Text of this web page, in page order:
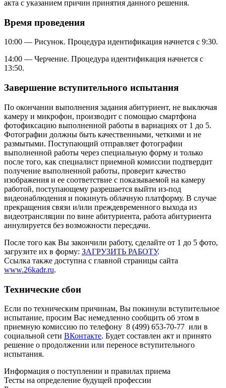
акта с указанием причин принятия данного решения.
Время проведения
10:00 — Рисунок. Процедура идентификация начнется с 9:30.
14:00 — Черчение. Процедура идентификация начнется с
13:50.
Завершение вступительного испытания
По окончании выполнения задания абитуриент, не выключая
камеру и микрофон, производит с помощью смартфона
фотофиксацию выполненной работы в вариациях от 1 до 5.
Фотографии должны быть качественными, четкими и не
размытыми. Поступающий отправляет фотографии
выполненной работы через специальную форму и только
после того, как специалист приемной комиссии подтвердит
получение выполненной работы, проверит качество
изображения и ее соответствие с показываемой на камеру
работой, поступающему разрешается выйти из-под
видеонаблюдения и покинуть облачную платформу. В случае
прекращения связи и/или преждевременного выхода из
видеотрансляции по вине абитуриента, работа абитуриента
аннулируется без возможности пересдачи.
После того как Вы закончили работу, сделайте от 1 до 5 фото,
загрузите их в форму: ЗАГРУЗИТЬ РАБОТУ.
Ссылка также доступна с главной страницы сайта
www.26kadr.ru.
Технические сбои
Если по техническим причинам, Вы покинули вступительное
испытание, просим Вас немедленно сообщить об этом в
приемную комиссию по телефону 8 (499) 653-70-77 или в
социальной сети ВКонтакте. Будет составлен акт и принято
решение о продолжении или переносе вступительного
испытания.
Информация о поступлении и правилах приема
Тесты на определение будущей профессии